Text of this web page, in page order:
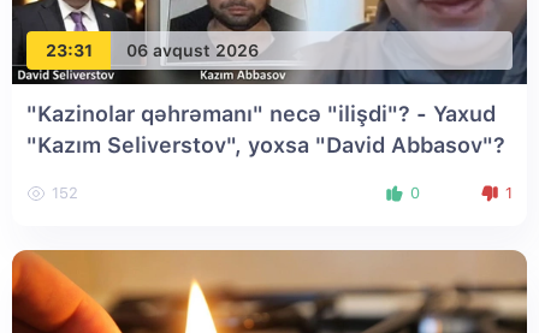
23:31 06 avqust 2026
"Kazinolar qəhrəmanı" necə "ilişdi"? - Yaxud
"Kazım Seliverstov", yoxsa "David Abbasov"?
152 0 1